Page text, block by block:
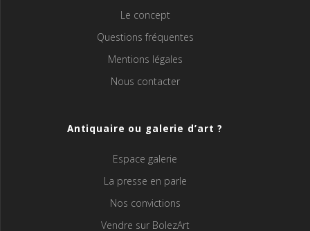
Le concept
Questions fréquentes
Mentions légales
Nous contacter
Antiquaire ou galerie d’art ?
Espace galerie
La presse en parle
Nos convictions
Vendre sur BolezArt